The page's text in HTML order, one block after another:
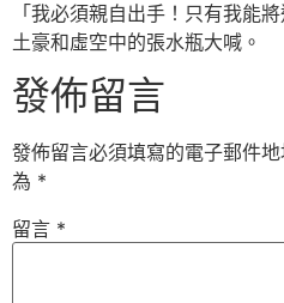
「我必須親自出手！只有我能
土豪和虛空中的張水瓶大喊。
發佈留言
發佈留言必須填寫的電子郵件地
為 *
留言 *